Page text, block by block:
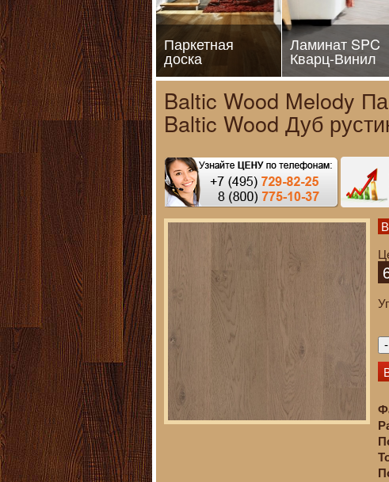
Паркетная
доска
Ламинат SPC
Кварц-Винил
Baltic Wood Melody
Baltic Wood Дуб
-